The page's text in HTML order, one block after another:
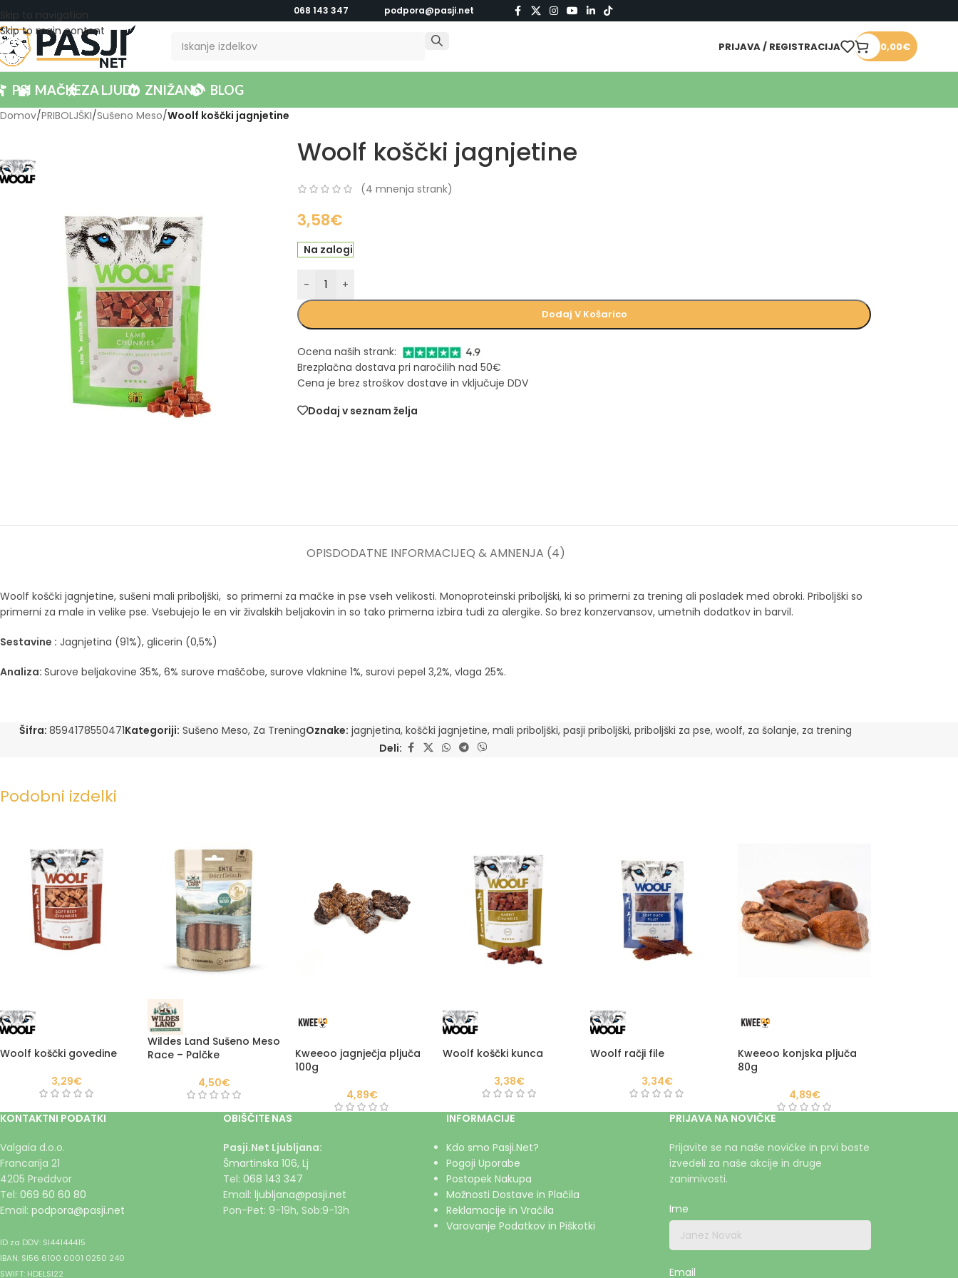
Skip to navigation
Skip to main content
068 143 347 podpora@pasji.net
PRIJAVA / REGISTRACIJA 0,00€
PSI MAČKEZA LJUDI ZNIŽANO BLOG
Domov/PRIBOLJŠKI/Sušeno Meso/Woolf koščki jagnjetine
Woolf koščki jagnjetine
(4 mnenja strank)
3,58€
Na zalogi
- +
Dodaj V Košarico
Ocena naših strank:
Brezplačna dostava pri naročilih nad 50€
Cena je brez stroškov dostave in vključuje DDV
Dodaj v seznam želja
OPISDODATNE INFORMACIJEQ & AMNENJA (4)
Woolf koščki jagnjetine, sušeni mali priboljški, so primerni za mačke in pse vseh velikosti. Monoproteinski priboljški, ki so primerni za trening ali posladek med obroki. Priboljški so
primerni za male in velike pse. Vsebujejo le en vir živalskih beljakovin in so tako primerna izbira tudi za alergike. So brez konzervansov, umetnih dodatkov in barvil.
Sestavine : Jagnjetina (91%), glicerin (0,5%)
Analiza: Surove beljakovine 35%, 6% surove maščobe, surove vlaknine 1%, surovi pepel 3,2%, vlaga 25%.
Šifra: 8594178550471Kategoriji: Sušeno Meso, Za TreningOznake: jagnjetina, koščki jagnjetine, mali priboljški, pasji priboljški, priboljški za pse, woolf, za šolanje, za trening
Deli:
Podobni izdelki
Woolf koščki govedine
3,29€
Wildes Land Sušeno Meso
Race – Palčke
4,50€
Kweeoo jagnječja pljuča
100g
4,89€
Woolf koščki kunca
3,38€
Woolf račji file
3,34€
Kweeoo konjska pljuča
80g
4,89€
KONTAKTNI PODATKI
Valgaia d.o.o.
Francarija 21
4205 Preddvor
Tel: 069 60 60 80
Email: podpora@pasji.net
ID za DDV: SI44144415
IBAN: SI56 6100 0001 0250 240
SWIFT: HDELSI22
OBIŠČITE NAS
Pasji.Net Ljubljana:
Šmartinska 106, Lj
Tel: 068 143 347
Email: ljubljana@pasji.net
Pon-Pet: 9-19h, Sob:9-13h
INFORMACIJE
Kdo smo Pasji.Net?
Pogoji Uporabe
Postopek Nakupa
Možnosti Dostave in Plačila
Reklamacije in Vračila
Varovanje Podatkov in Piškotki
PRIJAVA NA NOVIČKE
Prijavite se na naše novičke in prvi boste
izvedeli za naše akcije in druge
zanimivosti.
Ime
Email